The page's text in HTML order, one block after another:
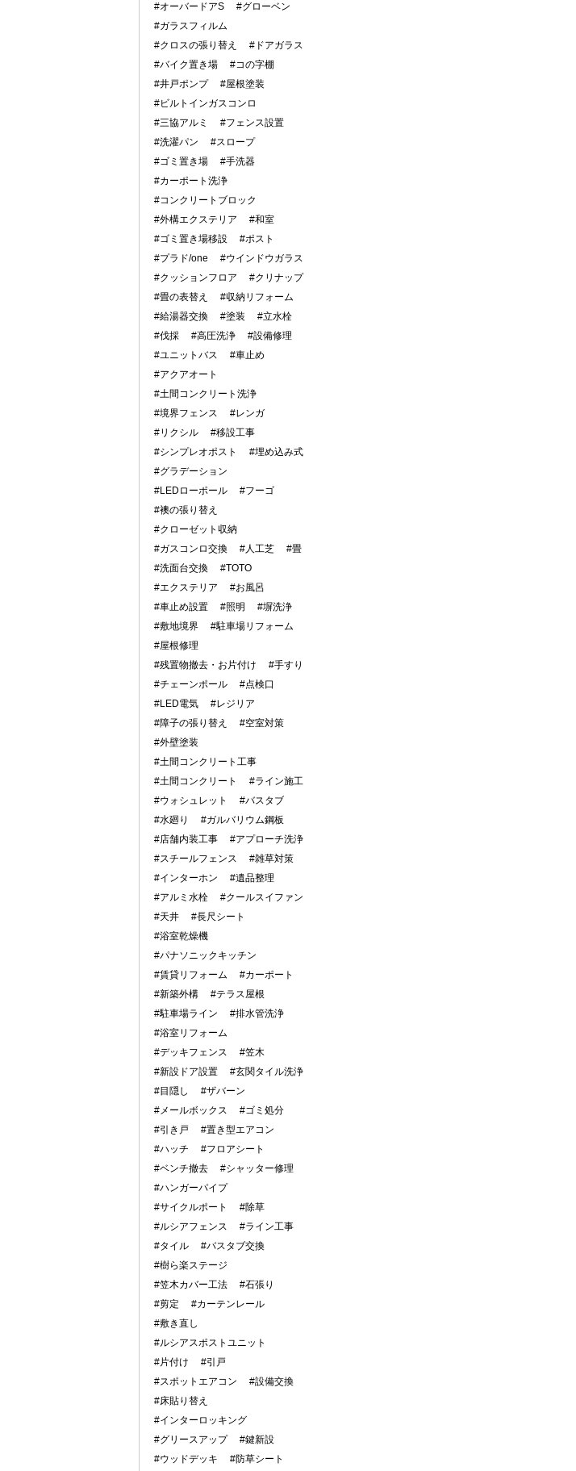
#オーバードアS
#グローベン
#ガラスフィルム
#クロスの張り替え
#ドアガラス
#バイク置き場
#コの字棚
#井戸ポンプ
#屋根塗装
#ビルトインガスコンロ
#三協アルミ
#フェンス設置
#洗濯パン
#スロープ
#ゴミ置き場
#手洗器
#カーポート洗浄
#コンクリートブロック
#外構エクステリア
#和室
#ゴミ置き場移設
#ポスト
#プラド/one
#ウインドウガラス
#クッションフロア
#クリナップ
#畳の表替え
#収納リフォーム
#給湯器交換
#塗装
#立水栓
#伐採
#高圧洗浄
#設備修理
#ユニットバス
#車止め
#アクアオート
#土間コンクリート洗浄
#境界フェンス
#レンガ
#リクシル
#移設工事
#シンプレオポスト
#埋め込み式
#グラデーション
#LEDローポール
#フーゴ
#襖の張り替え
#クローゼット収納
#ガスコンロ交換
#人工芝
#畳
#洗面台交換
#TOTO
#エクステリア
#お風呂
#車止め設置
#照明
#塀洗浄
#敷地境界
#駐車場リフォーム
#屋根修理
#残置物撤去・お片付け
#手すり
#チェーンポール
#点検口
#LED電気
#レジリア
#障子の張り替え
#空室対策
#外壁塗装
#土間コンクリート工事
#土間コンクリート
#ライン施工
#ウォシュレット
#バスタブ
#水廻り
#ガルバリウム鋼板
#店舗内装工事
#アプローチ洗浄
#スチールフェンス
#雑草対策
#インターホン
#遺品整理
#アルミ水栓
#クールスイファン
#天井
#長尺シート
#浴室乾燥機
#パナソニックキッチン
#賃貸リフォーム
#カーポート
#新築外構
#テラス屋根
#駐車場ライン
#排水管洗浄
#浴室リフォーム
#デッキフェンス
#笠木
#新設ドア設置
#玄関タイル洗浄
#目隠し
#ザバーン
#メールボックス
#ゴミ処分
#引き戸
#置き型エアコン
#ハッチ
#フロアシート
#ベンチ撤去
#シャッター修理
#ハンガーパイプ
#サイクルポート
#除草
#ルシアフェンス
#ライン工事
#タイル
#バスタブ交換
#樹ら楽ステージ
#笠木カバー工法
#石張り
#剪定
#カーテンレール
#敷き直し
#ルシアスポストユニット
#片付け
#引戸
#スポットエアコン
#設備交換
#床貼り替え
#インターロッキング
#グリースアップ
#鍵新設
#ウッドデッキ
#防草シート